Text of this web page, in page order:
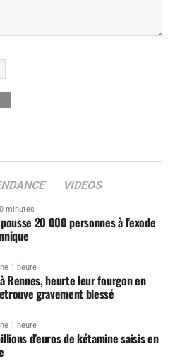
VIDEOS
minutes
20 000 personnes à l’exode
1 heure
Rennes, heurte leur fourgon en
gravement blessé
1 heure
d’euros de kétamine saisis en